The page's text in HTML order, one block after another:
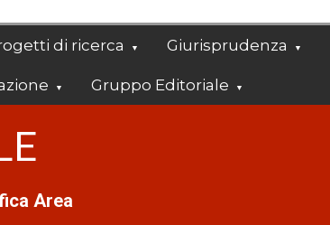
di ricerca Giurisprudenza
Gruppo Editoriale
Area